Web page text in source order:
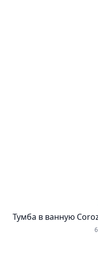
Тумба в ванную